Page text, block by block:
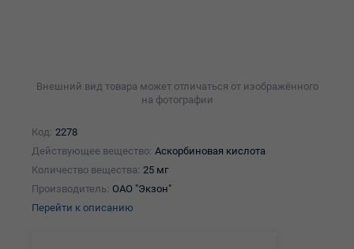
Внешний вид товара может отличаться от изображённого
на фотографии
Код: 2278
Действующее вещество: Аскорбиновая кислота
Количество вещества: 25 мг
Производитель: ОАО "Экзон"
Перейти к описанию